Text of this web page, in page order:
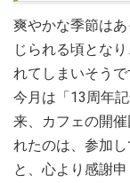
2019.11.25
12月15日のカフ
度のプレゼントを
2019.03.25
4月21日のカフェ
部 通常カフェ
講演会 参加費は
爽やかな季節は
じられる頃とな
れてしまいそうで
今月は「13周年
来、カフェの開
れたのは、参加
と、心より感謝